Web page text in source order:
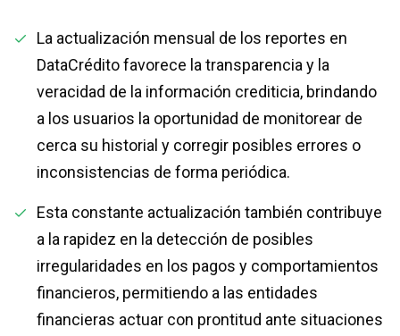
La actualización mensual de los reportes en
DataCrédito favorece la transparencia y la
veracidad de la información crediticia, brindando
a los usuarios la oportunidad de monitorear de
cerca su historial y corregir posibles errores o
inconsistencias de forma periódica.
Esta constante actualización también contribuye
a la rapidez en la detección de posibles
irregularidades en los pagos y comportamientos
financieros, permitiendo a las entidades
financieras actuar con prontitud ante situaciones